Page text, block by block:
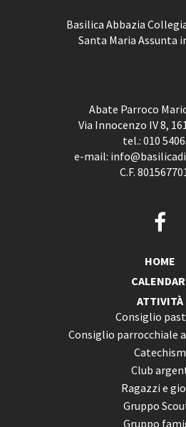
Basilica Abbazia
Santa Maria Assunta
Abate Parroco
Via Innocenzo IV 8,
tel.: 010
e-mail:
C.F.
HOME
ATTIVITÀ
Consiglio
Consiglio parrocchiale
Club
Ragazzi e
Gruppo
Gruppo